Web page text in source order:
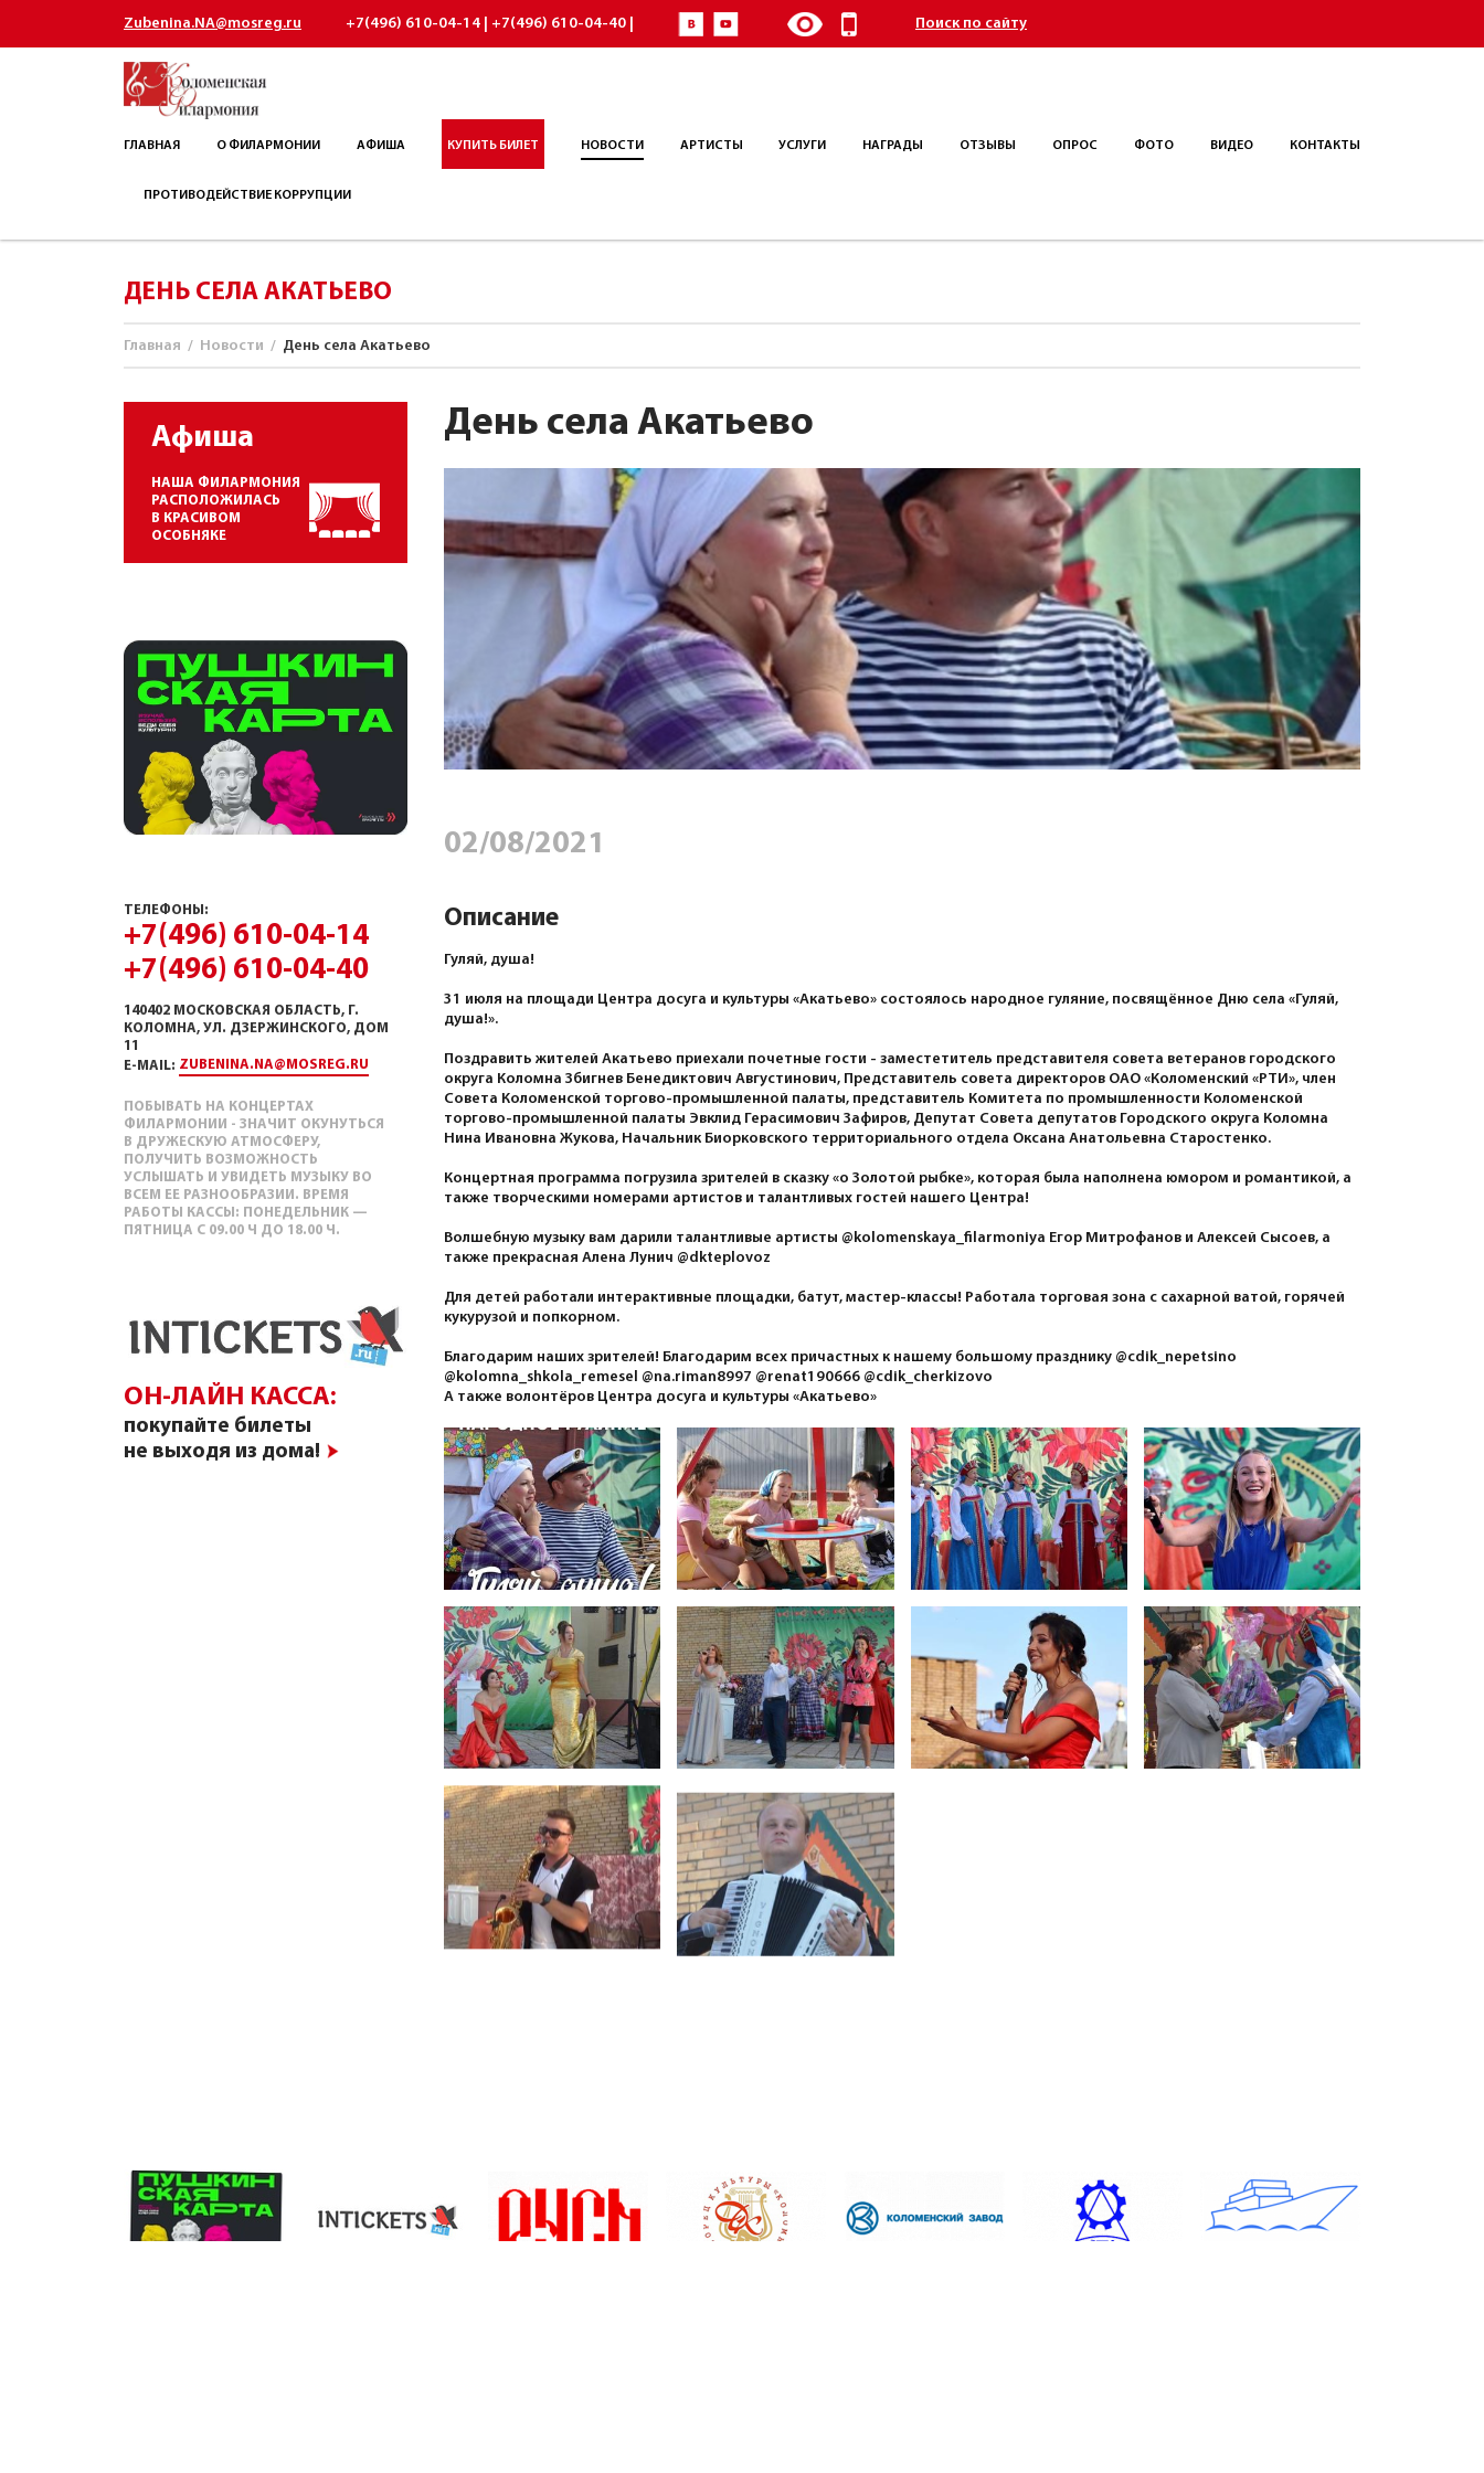
Zubenina.NA@mosreg.ru +7(496) 610-04-14 | +7(496) 610-04-40 | Поиск по сайту
ГЛАВНАЯ О ФИЛАРМОНИИ АФИША КУПИТЬ БИЛЕТ НОВОСТИ АРТИСТЫ УСЛУГИ НАГРАДЫ ОТЗЫВЫ ОПРОС ФОТО ВИДЕО КОНТАКТЫ
ПРОТИВОДЕЙСТВИЕ КОРРУПЦИИ
ДЕНЬ СЕЛА АКАТЬЕВО
Главная / Новости / День села Акатьево
День села Акатьево
02/08/2021
Описание
Гуляй, душа!
31 июля на площади Центра досуга и культуры «Акатьево» состоялось народное гуляние, посвящённое Дню села «Гуляй,
душа!».
Поздравить жителей Акатьево приехали почетные гости - заместетитель представителя совета ветеранов городского
округа Коломна Збигнев Бенедиктович Августинович, Представитель совета директоров ОАО «Коломенский «РТИ», член
Совета Коломенской торгово-промышленной палаты, представитель Комитета по промышленности Коломенской
торгово-промышленной палаты Эвклид Герасимович Зафиров, Депутат Совета депутатов Городского округа Коломна
Нина Ивановна Жукова, Начальник Биорковского территориального отдела Оксана Анатольевна Старостенко.
Концертная программа погрузила зрителей в сказку «о Золотой рыбке», которая была наполнена юмором и романтикой, а
также творческими номерами артистов и талантливых гостей нашего Центра!
Волшебную музыку вам дарили талантливые артисты @kolomenskaya_filarmoniya Егор Митрофанов и Алексей Сысоев, а
также прекрасная Алена Лунич @dkteplovoz
Для детей работали интерактивные площадки, батут, мастер-классы! Работала торговая зона с сахарной ватой, горячей
кукурузой и попкорном.
Благодарим наших зрителей! Благодарим всех причастных к нашему большому празднику @cdik_nepetsino
@kolomna_shkola_remesel @na.riman8997 @renat190666 @cdik_cherkizovo
А также волонтёров Центра досуга и культуры «Акатьево»
Афиша
НАША ФИЛАРМОНИЯ
РАСПОЛОЖИЛАСЬ
В КРАСИВОМ
ОСОБНЯКЕ
ТЕЛЕФОНЫ:
+7(496) 610-04-14
+7(496) 610-04-40
140402 МОСКОВСКАЯ ОБЛАСТЬ, Г.
КОЛОМНА, УЛ. ДЗЕРЖИНСКОГО, ДОМ
11
E-MAIL: ZUBENINA.NA@MOSREG.RU
ПОБЫВАТЬ НА КОНЦЕРТАХ
ФИЛАРМОНИИ - ЗНАЧИТ ОКУНУТЬСЯ
В ДРУЖЕСКУЮ АТМОСФЕРУ,
ПОЛУЧИТЬ ВОЗМОЖНОСТЬ
УСЛЫШАТЬ И УВИДЕТЬ МУЗЫКУ ВО
ВСЕМ ЕЕ РАЗНООБРАЗИИ. ВРЕМЯ
РАБОТЫ КАССЫ: ПОНЕДЕЛЬНИК —
ПЯТНИЦА С 09.00 Ч ДО 18.00 Ч.
ОН-ЛАЙН КАССА:
покупайте билеты
не выходя из дома!